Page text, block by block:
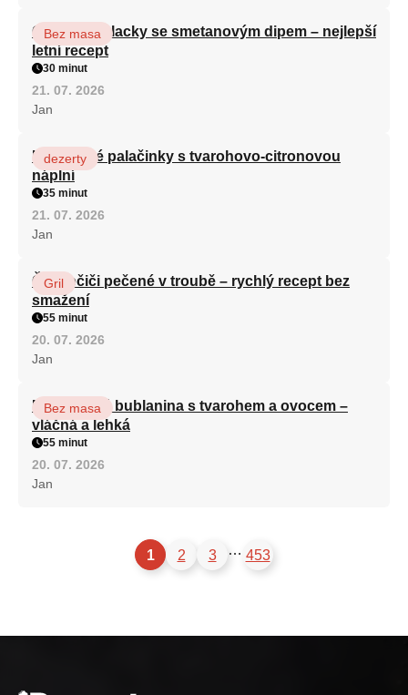
Cuketové placky se smetanovým dipem – nejlepší
letní recept
Bez masa
30 minut
21. 07. 2026
Jan
Krupicové palačinky s tvarohovo-citronovou
náplní
dezerty
35 minut
21. 07. 2026
Jan
Čevabčiči pečené v troubě – rychlý recept bez
smažení
Gril
55 minut
20. 07. 2026
Jan
Nadýchaná bublanina s tvarohem a ovocem –
vláčná a lehká
Bez masa
55 minut
20. 07. 2026
Jan
1 2 3 … 453